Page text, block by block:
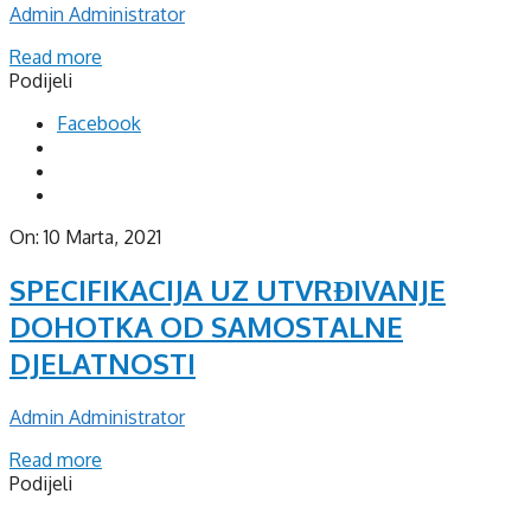
Admin Administrator
Read more
Podijeli
Facebook
On: 10 Marta, 2021
SPECIFIKACIJA UZ UTVRĐIVANJE
DOHOTKA OD SAMOSTALNE
DJELATNOSTI
Admin Administrator
Read more
Podijeli